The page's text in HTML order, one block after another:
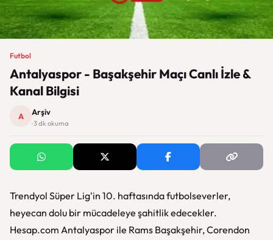
Futbol
Antalyaspor - Başakşehir Maçı Canlı İzle &
Kanal Bilgisi
A Arşiv
· 3 dk okuma
Trendyol Süper Lig'in 10. haftasında futbolseverler,
heyecan dolu bir mücadeleye şahitlik edecekler.
Hesap.com Antalyaspor ile Rams Başakşehir, Corendon